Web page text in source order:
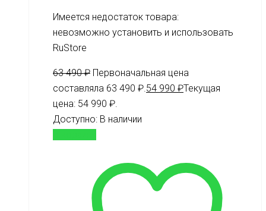
Имеется недостаток товара:
невозможно установить и использовать
RuStore
63 490₽ Первоначальная цена
составляла 63 490 ₽.54 990 ₽Текущая
цена: 54 990 ₽.
Доступно: В наличии